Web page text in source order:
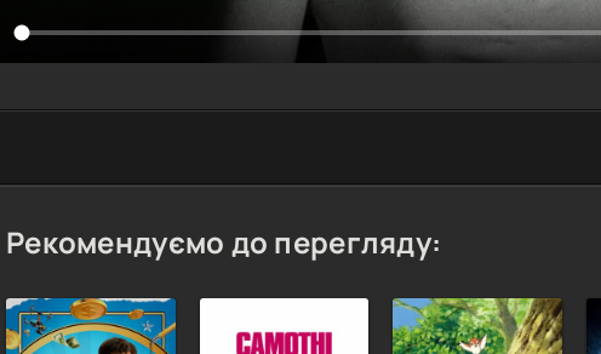
Рекомендуємо до перегляду: